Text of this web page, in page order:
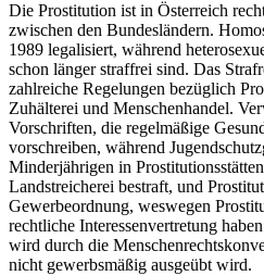
Die Prostitution ist in Österreich
zwischen den Bundesländern.
1989 legalisiert, während
schon länger straffrei sind. Das
zahlreiche Regelungen bezüglich
Zuhälterei und Menschenhandel.
Vorschriften, die regelmäßige
vorschreiben, während
Minderjährigen in
Landstreicherei bestraft, und
Gewerbeordnung, weswegen
rechtliche Interessenvertretung
wird durch die
nicht gewerbsmäßig ausgeübt wird.